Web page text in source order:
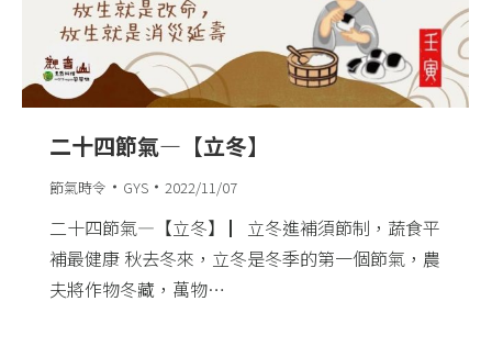
二十四節氣—【立冬】
節氣時令 GYS 2022/11/07
二十四節氣—【立冬】 ▏立冬進補須節制，蔬食平
補最健康 秋去冬來，立冬是冬季的第一個節氣，農
夫將作物冬藏，萬物…